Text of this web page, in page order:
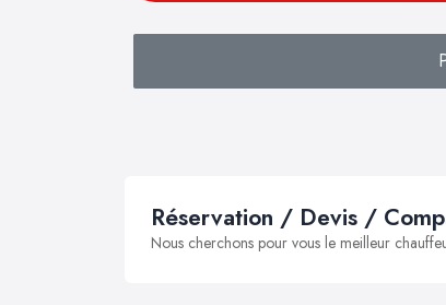
Réservation / Devis /
Nous cherchons pour vous le meilleur